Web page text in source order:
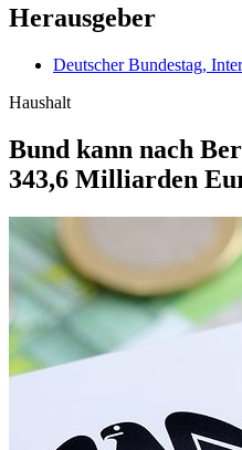
Herausgeber
Deutscher Bundestag,
Haushalt
Bund kann nach
343,6 Milliarden